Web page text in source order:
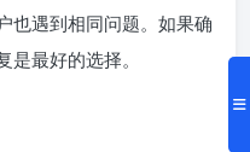
也遇到相同问题。如果确
最好的选择。